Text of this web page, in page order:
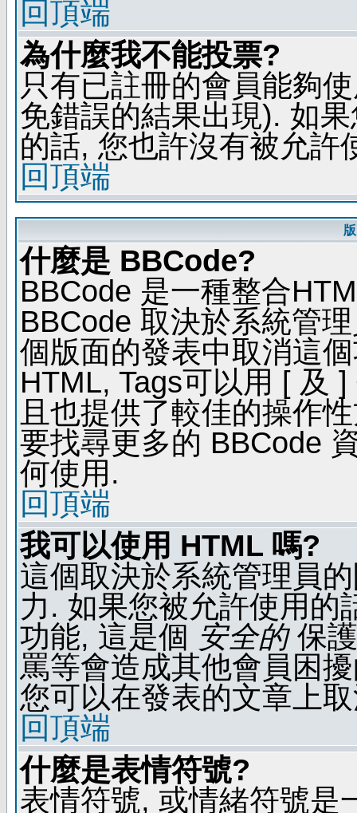
回頂端
為什麼我不能投票?
只有已註冊的會員能夠
免錯誤的結果出現). 如
的話, 您也許沒有被允許
回頂端
什麼是 BBCode?
BBCode 是一種整合
BBCode 取決於系統管
個版面的發表中取消這
HTML, Tags可以用 [ 及
且也提供了較佳的操作
要找尋更多的 BBCode
何使用.
回頂端
我可以使用 HTML 嗎?
這個取決於系統管理員
力. 如果您被允許使用的
功能, 這是個 安全的保
罵等會造成其他會員困
您可以在發表的文章上
回頂端
什麼是表情符號?
表情符號, 或情緒符號是